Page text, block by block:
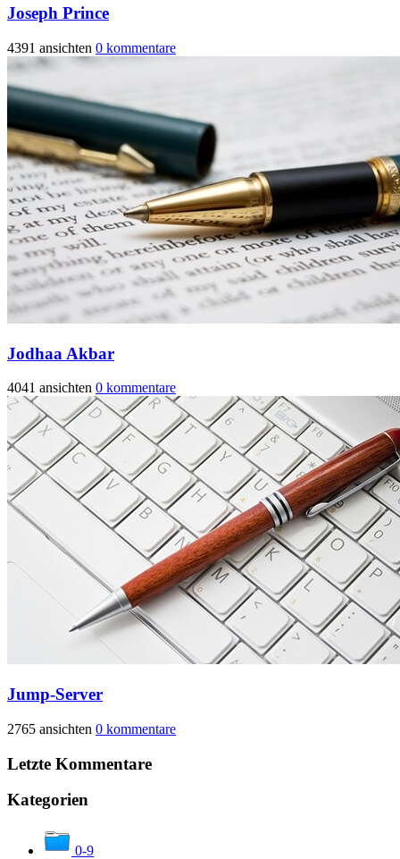
Joseph Prince
4391 ansichten 0 kommentare
Jodhaa Akbar
4041 ansichten 0 kommentare
Jump-Server
2765 ansichten 0 kommentare
Letzte Kommentare
Kategorien
0-9